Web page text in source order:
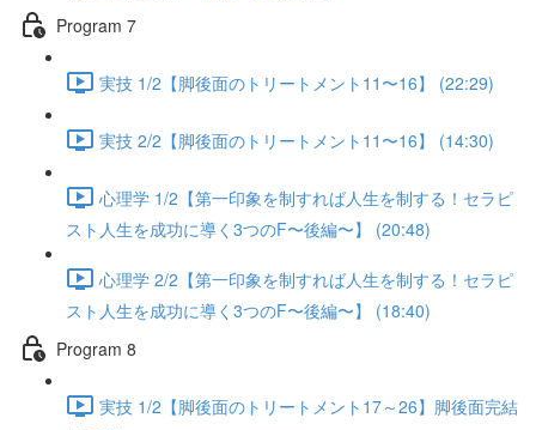
Program 7
実技 1/2【脚後面のトリートメント11〜16】 (22:29)
実技 2/2【脚後面のトリートメント11〜16】 (14:30)
心理学 1/2【第一印象を制すれば人生を制する！セラピ
スト人生を成功に導く3つのF〜後編〜】 (20:48)
心理学 2/2【第一印象を制すれば人生を制する！セラピ
スト人生を成功に導く3つのF〜後編〜】 (18:40)
Program 8
実技 1/2【脚後面のトリートメント17～26】脚後面完結